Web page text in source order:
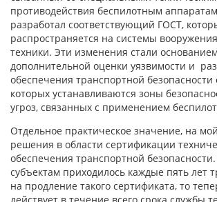
противодействия беспилотным
разработал соответствующий ГОСТ,
распространяется на системы
техники. Эти изменения стали
дополнительной оценки уязвимости и
обеспечения транспортной безопасности
которых устанавливаются зоны
угроз, связанных с применением
Отдельное практическое значение, на
решения в области сертификации
обеспечения транспортной
субъектам приходилось каждые пять лет
на продление такого сертификата, то